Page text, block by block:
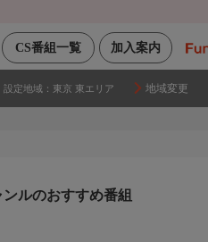
加入案内
CS番組一覧
設定地域： 東京 東エリア 地域変更
ンルのおすすめ番組